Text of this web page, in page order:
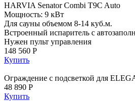
HARVIA Senator Combi T9C Auto
Мощность: 9 кВт
Для сауны объемом 8-14 куб.м.
Встроенный испаритель с
Нужен пульт управления
148 560 Р
Купить
Ограждение с подсветкой для
48 890 Р
Купить